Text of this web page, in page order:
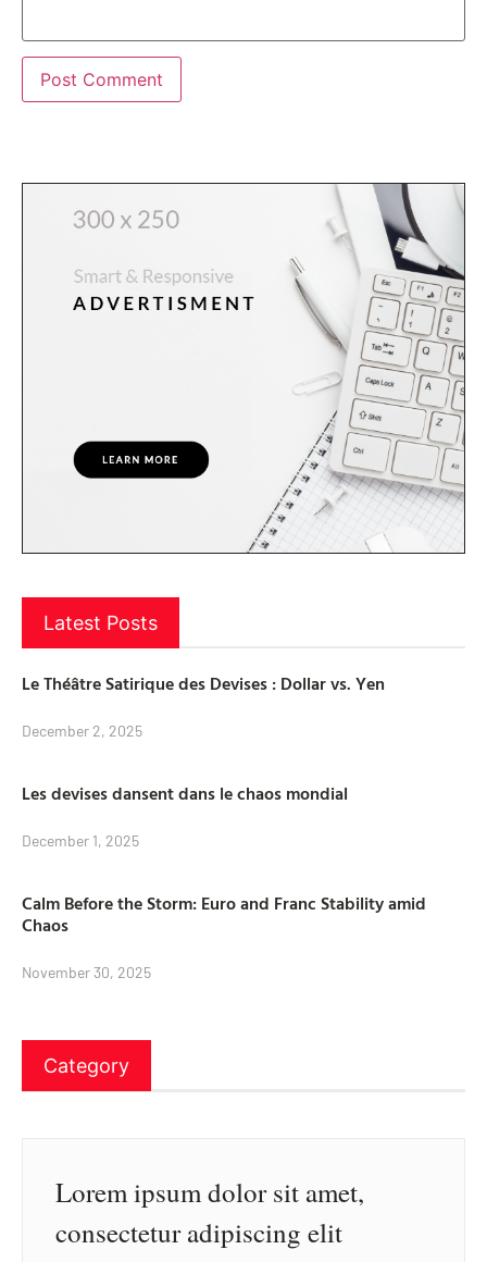
Latest Posts
Le Théâtre Satirique des Devises : Dollar vs. Yen
December 2, 2025
Les devises dansent dans le chaos mondial
December 1, 2025
Calm Before the Storm: Euro and Franc Stability amid
Chaos
November 30, 2025
Category
Lorem ipsum dolor sit amet,
consectetur adipiscing elit